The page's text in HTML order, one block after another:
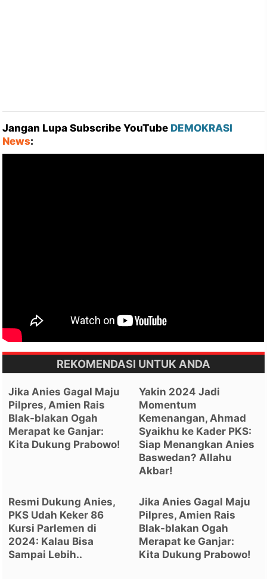
Jangan Lupa Subscribe YouTube DEMOKRASI
News:
REKOMENDASI UNTUK ANDA
Jika Anies Gagal Maju
Pilpres, Amien Rais
Blak-blakan Ogah
Merapat ke Ganjar:
Kita Dukung Prabowo!
Yakin 2024 Jadi
Momentum
Kemenangan, Ahmad
Syaikhu ke Kader PKS:
Siap Menangkan Anies
Baswedan? Allahu
Akbar!
Resmi Dukung Anies,
PKS Udah Keker 86
Kursi Parlemen di
2024: Kalau Bisa
Sampai Lebih..
Jika Anies Gagal Maju
Pilpres, Amien Rais
Blak-blakan Ogah
Merapat ke Ganjar:
Kita Dukung Prabowo!